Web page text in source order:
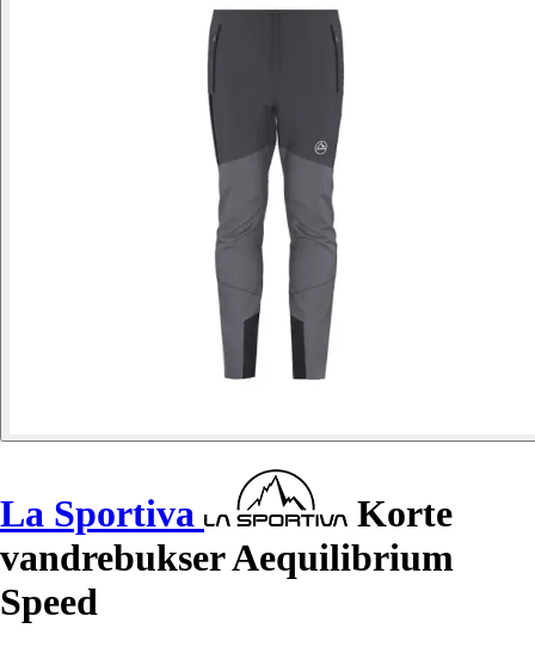
La Sportiva
Korte
vandrebukser Aequilibrium
Speed